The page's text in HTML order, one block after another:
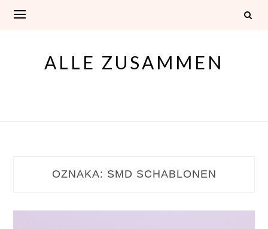
ALLE ZUSAMMEN
OZNAKA: SMD SCHABLONEN